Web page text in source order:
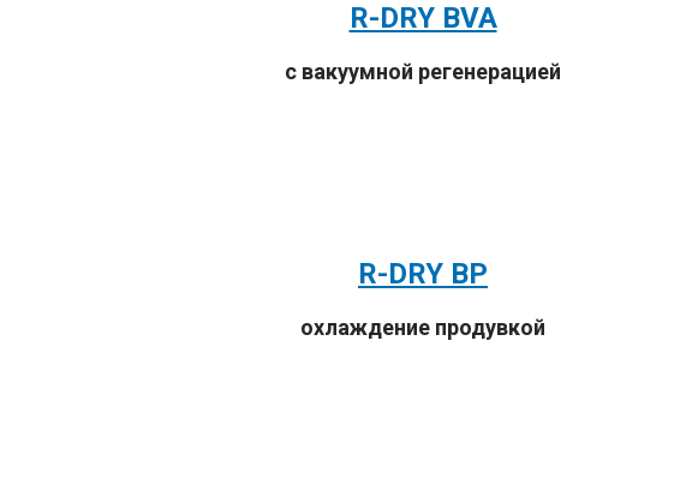
R-DRY BVA
с вакуумной регенерацией
R-DRY BP
охлаждение продувкой